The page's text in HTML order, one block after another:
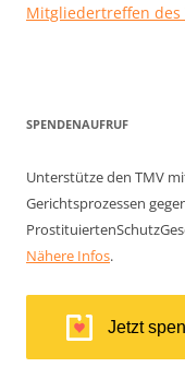
Mitgliedertreffen des
SPENDENAUFRUF
Unterstütze den TMV
Gerichtsprozessen
Nähere Infos.
Jetzt